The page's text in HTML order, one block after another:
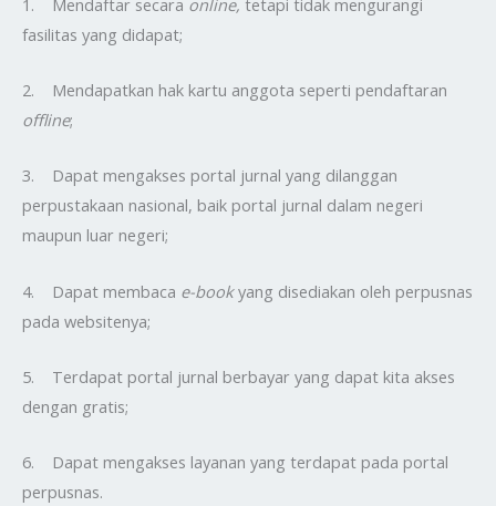
fasilitas yang didapat;
2. Mendapatkan hak kartu anggota seperti pendaftaran
offline;
3. Dapat mengakses portal jurnal yang dilanggan
perpustakaan nasional, baik portal jurnal dalam negeri
maupun luar negeri;
4. Dapat membaca e-bookyang disediakan oleh perpusnas
pada websitenya;
5. Terdapat portal jurnal berbayar yang dapat kita akses
dengan gratis;
6. Dapat mengakses layanan yang terdapat pada portal
perpusnas.